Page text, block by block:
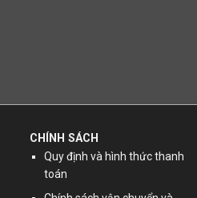
CHÍNH SÁCH
Quy định và hình thức thanh
toán